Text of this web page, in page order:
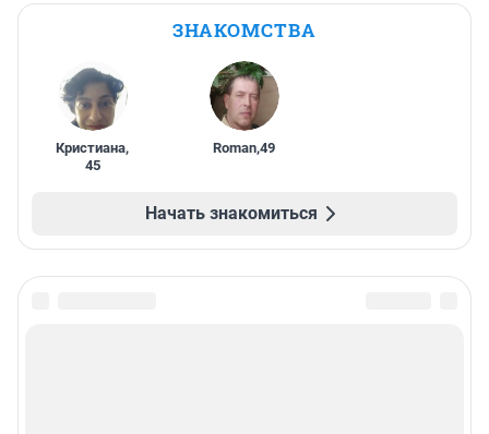
ЗНАКОМСТВА
Кристиана,
45
Roman,49
Начать знакомиться